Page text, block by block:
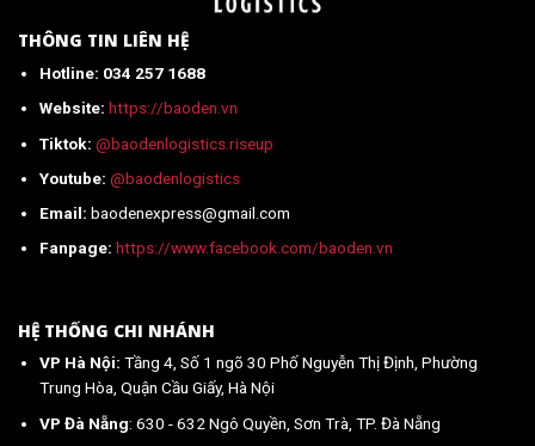
nhất
THÔNG TIN LIÊN HỆ
Hotline: 034 257 1688
Website: https://baoden.vn
Tiktok: @baodenlogistics.riseup
Youtube: @baodenlogistics
Email: baodenexpress@gmail.com
Fanpage: https://www.facebook.com/baoden.vn
HỆ THỐNG CHI NHÁNH
VP Hà Nội: Tầng 4, Số 1 ngõ 30 Phố Nguyễn Thị Định, Phường
Trung Hòa, Quận Cầu Giấy, Hà Nội
VP Đà Nẵng: 630 - 632 Ngô Quyền, Sơn Trà, TP. Đà Nẵng